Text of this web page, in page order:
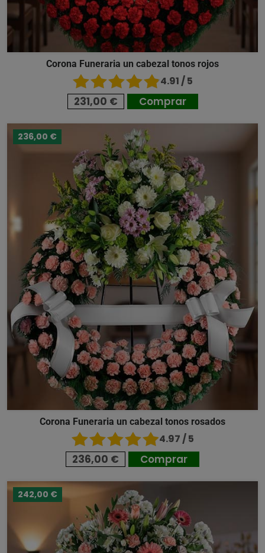
Corona Funeraria un cabezal tonos rojos
4.91 / 5
231,00 € Comprar
236,00 €
Corona Funeraria un cabezal tonos rosados
4.97 / 5
236,00 € Comprar
242,00 €